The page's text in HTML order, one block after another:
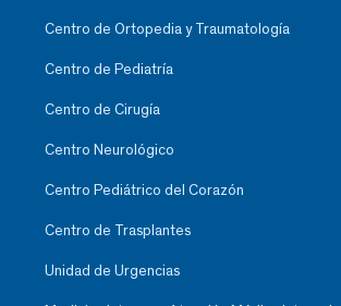
Centro de Ortopedia y Traumatología
Centro de Pediatría
Centro de Cirugía
Centro Neurológico
Centro Pediátrico del Corazón
Centro de Trasplantes
Unidad de Urgencias